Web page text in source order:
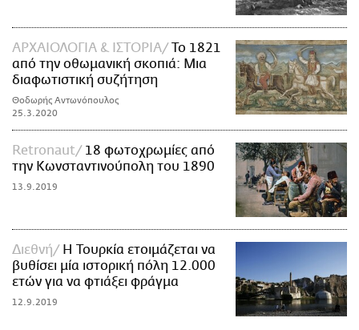
ΑΡΧΑΙΟΛΟΓΙΑ & ΙΣΤΟΡΙΑ
Το 1821
από την οθωμανική σκοπιά: Mια
διαφωτιστική συζήτηση
Θοδωρής Αντωνόπουλος
25.3.2020
Retronaut
18 φωτοχρωμίες από
την Κωνσταντινούπολη του 1890
13.9.2019
Διεθνή
Η Τουρκία ετοιμάζεται να
βυθίσει μία ιστορική πόλη 12.000
ετών για να φτιάξει φράγμα
12.9.2019